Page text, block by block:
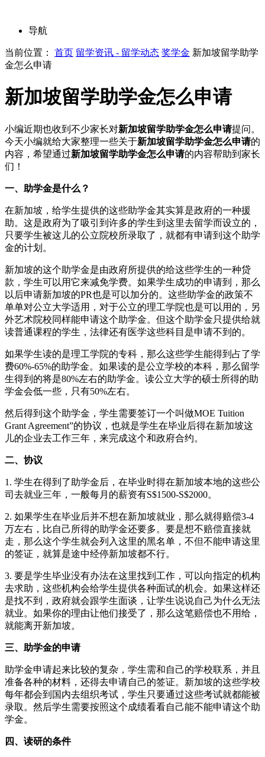
导航
当前位置： 首页 留学资讯 - 留学动态 奖学金 新加坡留学助学
金怎么申请
新加坡留学助学金怎么申请
小编近期也收到不少家长对新加坡留学助学金怎么申请提问。
今天小编就给大家整理一些关于新加坡留学助学金怎么申请的
内容，希望通过新加坡留学助学金怎么申请的内容帮助到家长
们！
一、助学金是什么？
在新加坡，给学生提供的这些助学金其实算是政府的一种援
助。这是政府为了吸引到许多的学生到这里去留学而设立的，
只要学生被这儿的公立院校所录取了，就都有申请到这个助学
金的计划。
新加坡的这个助学金是由政府所提供的给这些学生的一种贷
款，学生可以用它来减免学费。如果学生成功的申请到，那么
以后申请新加坡的PR也是可以加分的。这些助学金的政策不
单单对公立大学适用，对于公立的理工学院也是可以用的，另
外艺术院校同样能申请这个助学金。但这个助学金只提供给就
读普通课程的学生，法律还有医学这些科目是申请不到的。
如果学生读的是理工学院的专科，那么这些学生能得到占了学
费60%-65%的助学金。如果读的是公立学校的本科，那么留学
生得到的将是80%左右的助学金。读公立大学的硕士所得的助
学金会低一些，只有50%左右。
然后得到这个助学金，学生需要签订一个叫做MOE Tuition
Grant Agreement”的协议，也就是学生在毕业后得在新加坡这
儿的企业去工作三年，来完成这个和政府合约。
二、协议
1. 学生在得到了助学金后，在毕业时得在新加坡本地的这些公
司去就业三年，一般每月的薪资有S$1500-S$2000。
2. 如果学生在毕业后并不想在新加坡就业，那么就得赔偿3-4
万左右，比自己所得的助学金还要多。要是想不赔偿直接就
走，那么这个学生就会列入这里的黑名单，不但不能申请这里
的签证，就算是途中经停新加坡都不行。
3. 要是学生毕业没有办法在这里找到工作，可以向指定的机构
去求助，这些机构会给学生提供各种面试的机会。如果这样还
是找不到，政府就会跟学生面谈，让学生说说自己为什么无法
就业。如果你的理由让他们接受了，那么这笔赔偿也不用给，
就能离开新加坡。
三、助学金的申请
助学金申请起来比较的复杂，学生需和自己的学校联系，并且
准备各种的材料，还得去申请自己的签证。新加坡的这些学校
每年都会到国内去组织考试，学生只要通过这些考试就都能被
录取。然后学生需要按照这个成绩看看自己能不能申请这个助
学金。
四、读研的条件